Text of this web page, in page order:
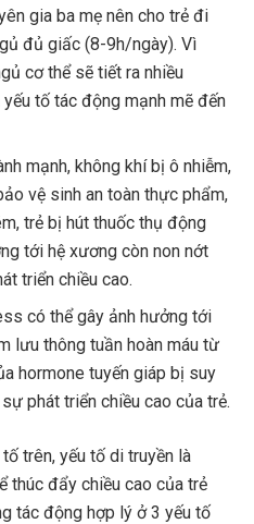
gia ba mẹ nên cho trẻ đi
đủ giấc (8-9h/ngày). Vì
cơ thể sẽ tiết ra nhiều
tố tác động mạnh mẽ đến
mạnh, không khí bị ô nhiễm,
vệ sinh an toàn thực phẩm,
trẻ bị hút thuốc thụ động
tới hệ xương còn non nớt
triển chiều cao.
có thể gây ảnh hưởng tới
lưu thông tuần hoàn máu từ
hormone tuyến giáp bị suy
phát triển chiều cao của trẻ.
trên, yếu tố di truyền là
thúc đẩy chiều cao của trẻ
tác động hợp lý ở 3 yếu tố